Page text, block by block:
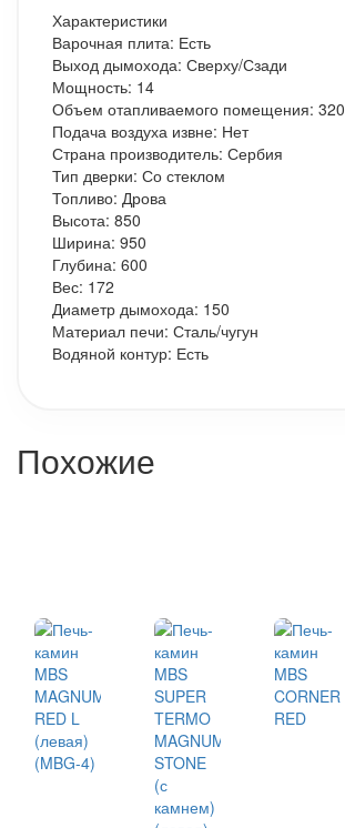
Характеристики
Варочная плита: Есть
Выход дымохода: Сверху/Сзади
Мощность: 14
Объем отапливаемого помещения: 320
Подача воздуха извне: Нет
Страна производитель: Сербия
Тип дверки: Со стеклом
Топливо: Дрова
Высота: 850
Ширина: 950
Глубина: 600
Вес: 172
Диаметр дымохода: 150
Материал печи: Сталь/чугун
Водяной контур: Есть
Похожие